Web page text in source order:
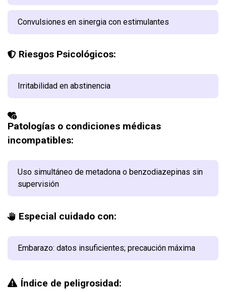
Convulsiones en sinergia con estimulantes
Riesgos Psicológicos:
Irritabilidad en abstinencia
Patologías o condiciones médicas
incompatibles:
Uso simultáneo de metadona o benzodiazepinas sin
supervisión
Especial cuidado con:
Embarazo: datos insuficientes; precaución máxima
Índice de peligrosidad: